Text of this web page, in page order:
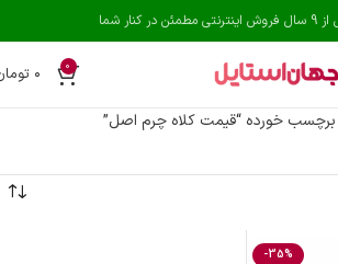
در کنار شما
0 ۰
خورده “قیمت کلاه چرم اصل”
-35%